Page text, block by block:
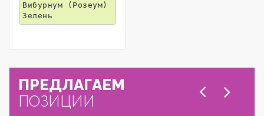
Вибурнум (Розеум)
Зелень
ПРЕДЛАГАЕМ
ПОЗИЦИИ